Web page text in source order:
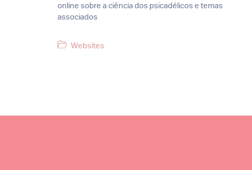
online sobre a ciência dos psicadélicos e temas
associados
Categorias
Websites